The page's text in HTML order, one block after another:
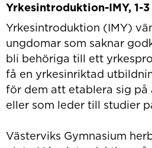
Yrkesintroduktion-IMY, 1-3
Yrkesintroduktion (IMY)
ungdomar som saknar
bli behöriga till ett
få en yrkesinriktad
för dem att etablera sig på
eller som leder till studier
Västerviks Gymnasium